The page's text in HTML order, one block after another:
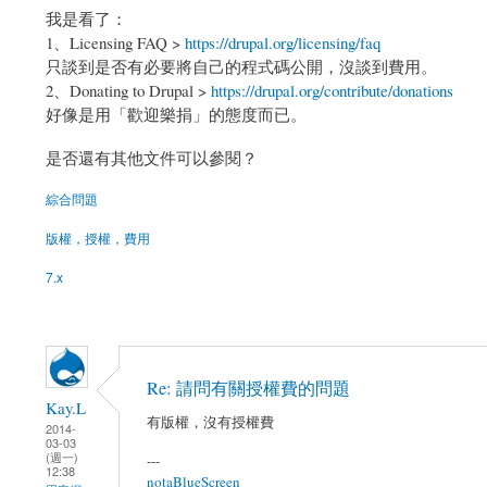
我是看了：
1、Licensing FAQ > https://drupal.org/licensing/faq
只談到是否有必要將自己的程式碼公開，沒談到費用。
2、Donating to Drupal > https://drupal.org/contribute/donations
好像是用「歡迎樂捐」的態度而已。
是否還有其他文件可以參閱？
綜合問題
版權，授權，費用
7.x
Kay.L
2014-
03-03
(週一)
12:38
Re: 請問有關授權費的問題
有版權，沒有授權費
---
notaBlueScreen